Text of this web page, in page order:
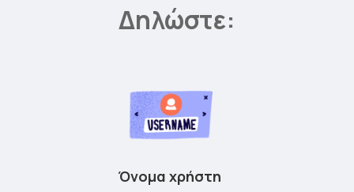
Δηλώστε:
Όνομα χρήστη